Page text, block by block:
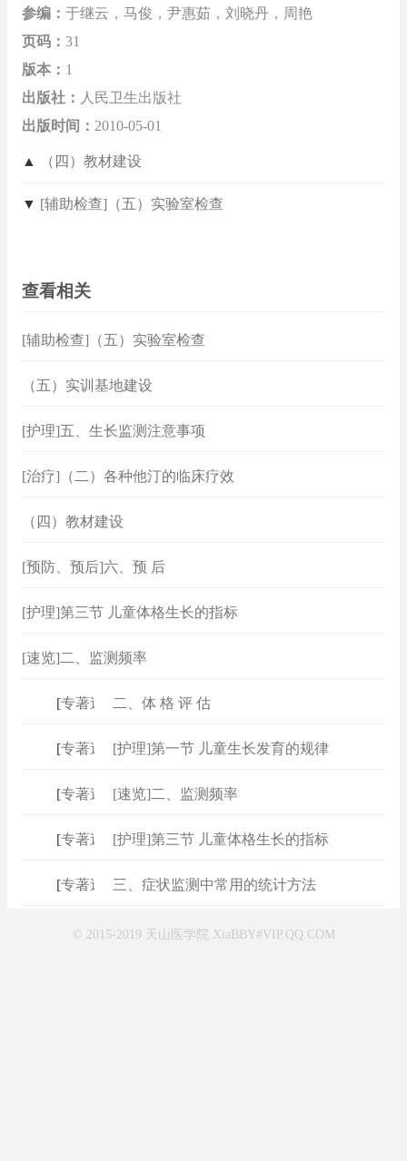
参编： 于继云，马俊，尹惠茹，刘晓丹，周艳
页码： 31
版本： 1
出版社： 人民卫生出版社
出版时间： 2010-05-01
▲ （四）教材建设
▼ [辅助检查]（五）实验室检查
查看相关
[辅助检查]（五）实验室检查
（五）实训基地建设
[护理]五、生长监测注意事项
[治疗]（二）各种他汀的临床疗效
（四）教材建设
[预防、预后]六、预 后
[护理]第三节 儿童体格生长的指标
[速览]二、监测频率
专著速查 ]二、体 格 评 估
专著速查 ]
[护理]第一节 儿童生长发育的规律
专著速查 ]
[速览]二、监测频率
专著速查 ]
[护理]第三节 儿童体格生长的指标
专著速查 ]
三、症状监测中常用的统计方法
© 2015-2019 天山医学院 XiaBBY#VIP.QQ.COM